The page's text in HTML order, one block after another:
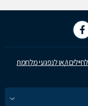
ו/או לנפגעי מלחמת